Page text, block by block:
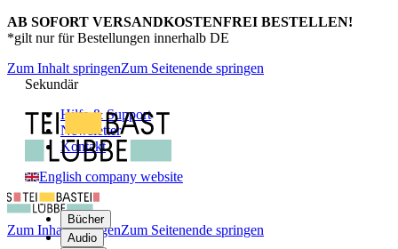
AB SOFORT VERSANDKOSTENFREI BESTELLEN!
*gilt nur für Bestellungen innerhalb DE
Zum Inhalt springenZum Seitenende springen
Sekundär
Hilfe & Support
Newsletter
Kontakt
English company website
Bücher
Audio
Zum Inhalt springenZum Seitenende springen